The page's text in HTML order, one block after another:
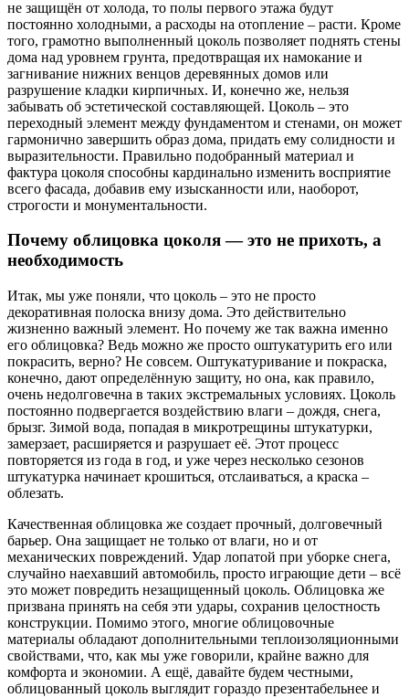
не защищён от холода, то полы первого этажа будут
постоянно холодными, а расходы на отопление – расти. Кроме
того, грамотно выполненный цоколь позволяет поднять стены
дома над уровнем грунта, предотвращая их намокание и
загнивание нижних венцов деревянных домов или
разрушение кладки кирпичных. И, конечно же, нельзя
забывать об эстетической составляющей. Цоколь – это
переходный элемент между фундаментом и стенами, он может
гармонично завершить образ дома, придать ему солидности и
выразительности. Правильно подобранный материал и
фактура цоколя способны кардинально изменить восприятие
всего фасада, добавив ему изысканности или, наоборот,
строгости и монументальности.
Почему облицовка цоколя — это не прихоть, а
необходимость
Итак, мы уже поняли, что цоколь – это не просто
декоративная полоска внизу дома. Это действительно
жизненно важный элемент. Но почему же так важна именно
его облицовка? Ведь можно же просто оштукатурить его или
покрасить, верно? Не совсем. Оштукатуривание и покраска,
конечно, дают определённую защиту, но она, как правило,
очень недолговечна в таких экстремальных условиях. Цоколь
постоянно подвергается воздействию влаги – дождя, снега,
брызг. Зимой вода, попадая в микротрещины штукатурки,
замерзает, расширяется и разрушает её. Этот процесс
повторяется из года в год, и уже через несколько сезонов
штукатурка начинает крошиться, отслаиваться, а краска –
облезать.
Качественная облицовка же создает прочный, долговечный
барьер. Она защищает не только от влаги, но и от
механических повреждений. Удар лопатой при уборке снега,
случайно наехавший автомобиль, просто играющие дети – всё
это может повредить незащищенный цоколь. Облицовка же
призвана принять на себя эти удары, сохранив целостность
конструкции. Помимо этого, многие облицовочные
материалы обладают дополнительными теплоизоляционными
свойствами, что, как мы уже говорили, крайне важно для
комфорта и экономии. А ещё, давайте будем честными,
облицованный цоколь выглядит гораздо презентабельнее и